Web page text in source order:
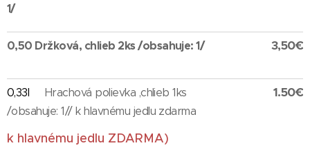
1/
0,50 Držková, chlieb 2ks /obsahuje: 1/ 3,50€
0,33l
Hrachová polievka ,chlieb 1ks
/obsahuje: 1// k hlavnému jedlu zdarma
k hlavnému jedlu ZDARMA)
1.50€